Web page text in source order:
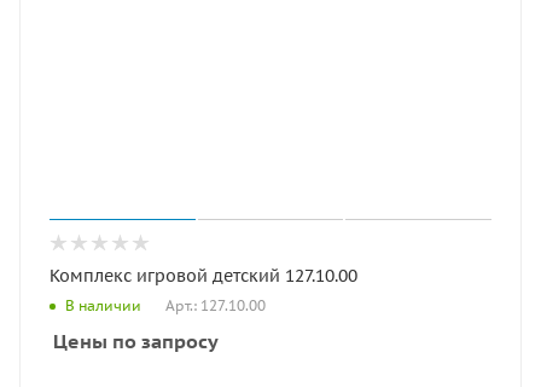
Комплекс игровой детский 127.10.00
В наличии Арт.: 127.10.00
Цены по запросу